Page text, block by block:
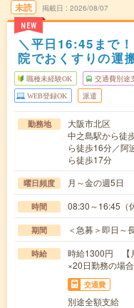
未読
NEW
掲載日 2026/08/07
＼平日16:45まで
院でおくすりの運
職種未経験OK 交通費別途
WEB登録OK 派遣
勤務地
大阪市北区
中之島駅から徒
ら徒歩16分／阿
ら徒歩17分
曜日頻度 月～金の週5日
時間 08:30～16:45（
期間 ＜急募＞即日～
時給
時給1300円 【
×20日勤務の場合
交通費
別途全額支給